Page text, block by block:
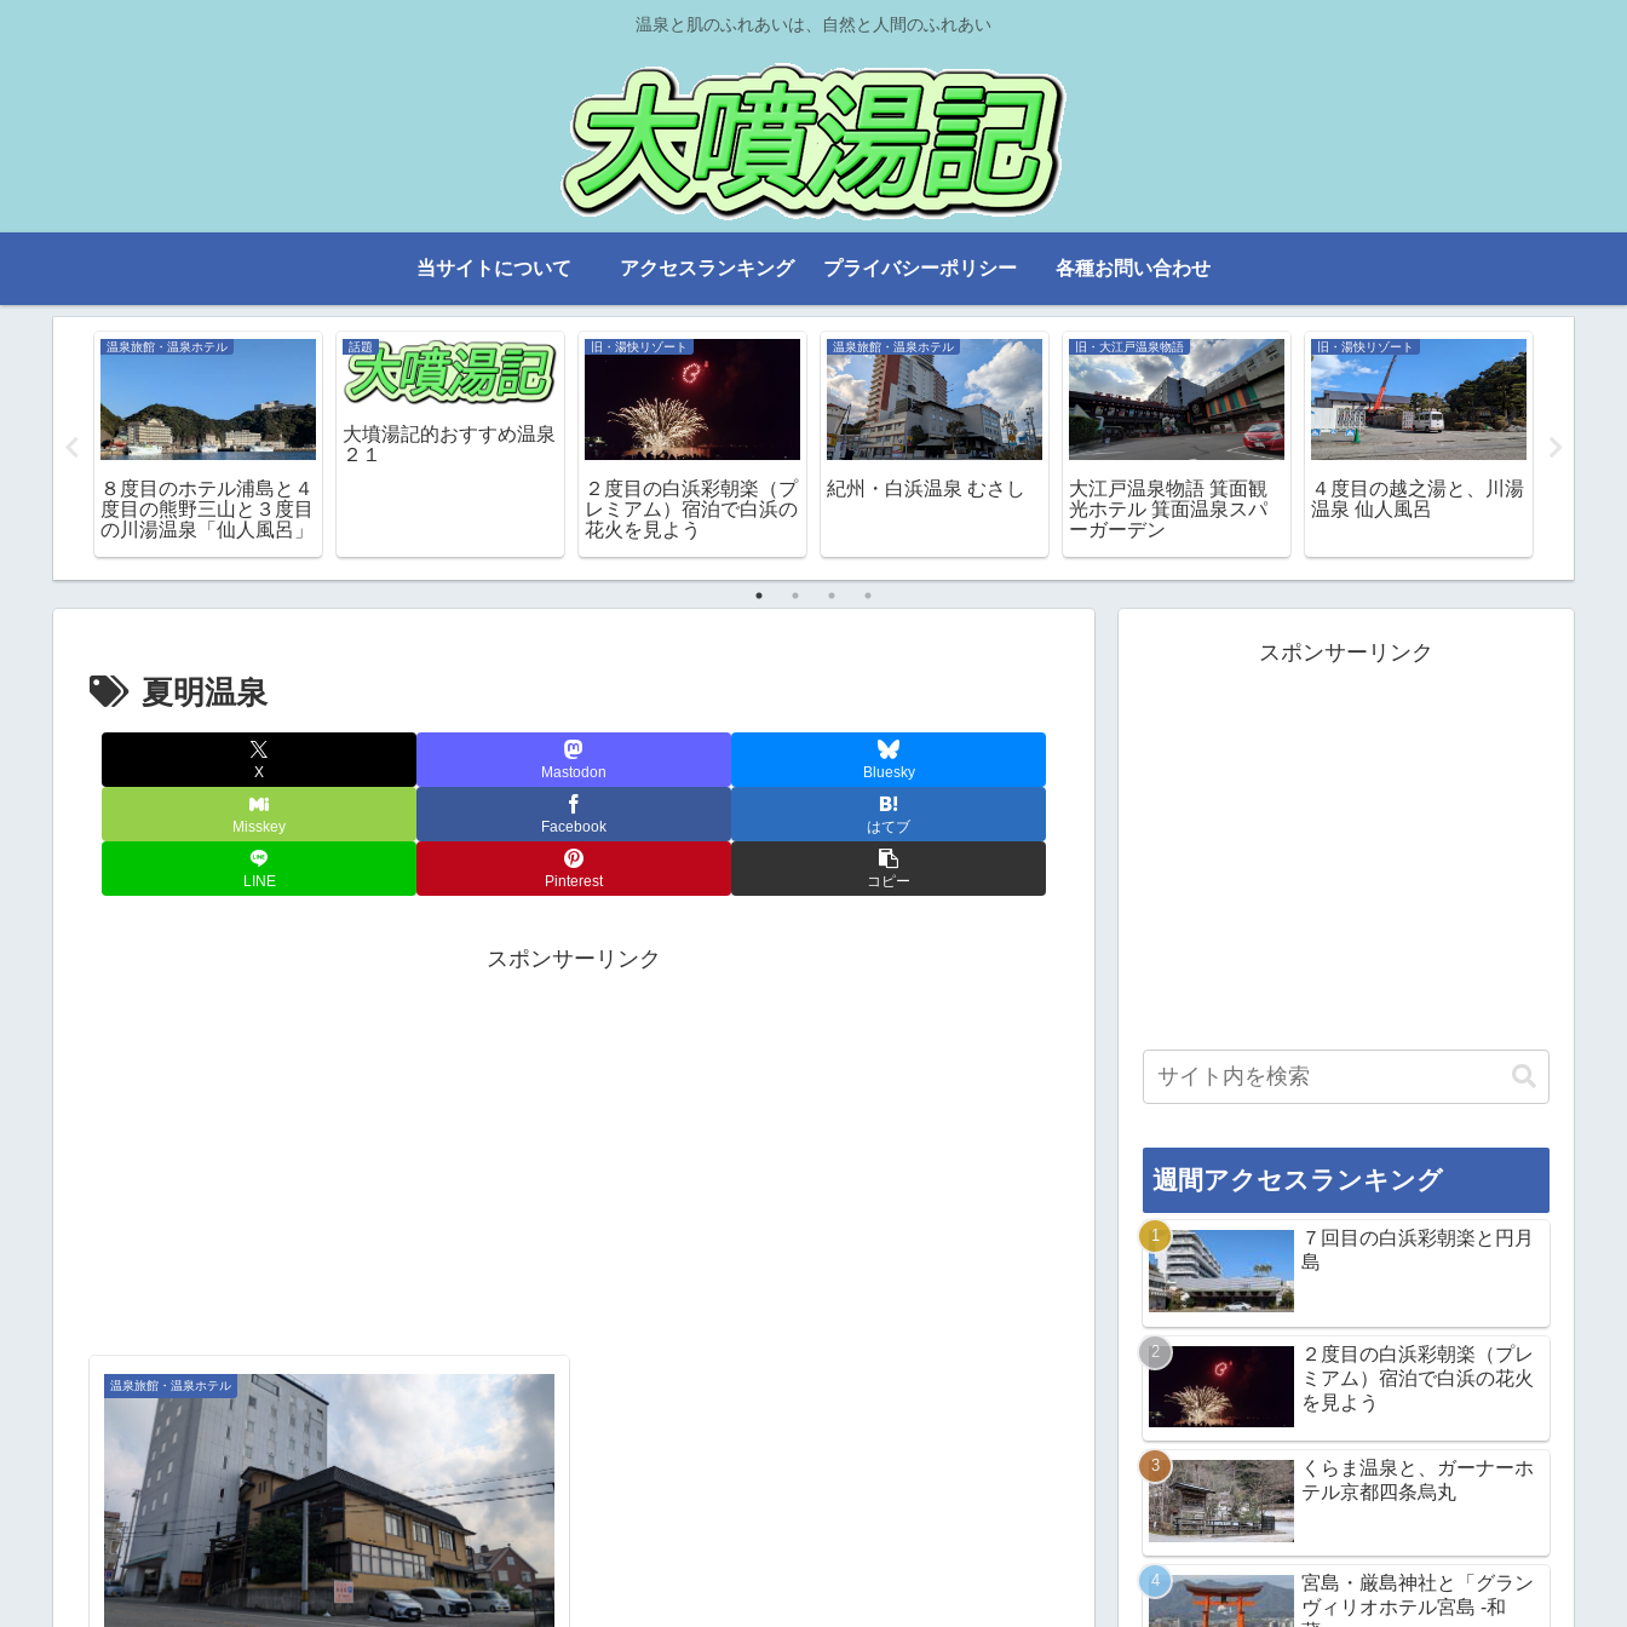
温泉と肌のふれあいは、自然と人間のふれあい
当サイトについて アクセスランキング プライバシーポリシー 各種お問い合わせ
温泉旅館・温泉ホテル
８度目のホテル浦島と４
度目の熊野三山と３度目
の川湯温泉「仙人風呂」
話題
大墳湯記的おすすめ温泉
２１
旧・湯快リゾート
２度目の白浜彩朝楽（プ
レミアム）宿泊で白浜の
花火を見よう
温泉旅館・温泉ホテル
紀州・白浜温泉 むさし
旧・大江戸温泉物語
大江戸温泉物語 箕面観
光ホテル 箕面温泉スパ
ーガーデン
旧・湯快リゾート
４度目の越之湯と、川湯
温泉 仙人風呂
夏明温泉
X Mastodon Bluesky
Misskey Facebook はてブ
LINE Pinterest コピー
スポンサーリンク
温泉旅館・温泉ホテル
スポンサーリンク
週間アクセスランキング
７回目の白浜彩朝楽と円月
島
２度目の白浜彩朝楽（プレ
ミアム）宿泊で白浜の花火
を見よう
くらま温泉と、ガーナーホ
テル京都四条烏丸
宮島・厳島神社と「グラン
ヴィリオホテル宮島 -和